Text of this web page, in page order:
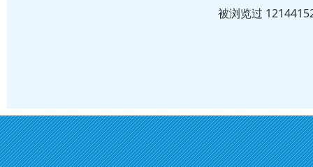
被浏览过